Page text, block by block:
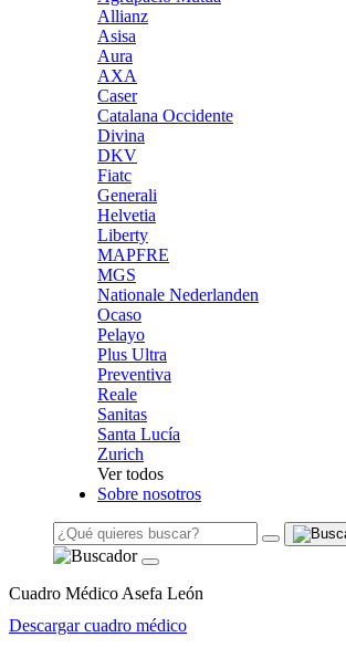
Allianz
Asisa
Aura
AXA
Caser
Catalana Occidente
Divina
DKV
Fiatc
Generali
Helvetia
Liberty
MAPFRE
MGS
Nationale Nederlanden
Ocaso
Pelayo
Plus Ultra
Preventiva
Reale
Sanitas
Santa Lucía
Zurich
Ver todos
Sobre nosotros
Cuadro Médico Asefa León
Descargar cuadro médico